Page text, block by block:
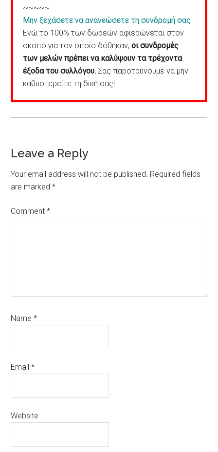
~~~~~
Μην ξεχάσετε να ανανεώσετε τη συνδρομή σας
Ενώ το 100% των δωρεών αφιερώνεται στον
σκοπό για τον οποίο δόθηκαν,οι συνδρομές
των μελών πρέπει να καλύψουν τα τρέχοντα
έξοδα του συλλόγου. Σας παροτρύνουμε να μην
καθυστερείτε τη δική σας!
Reader
Interactions
Leave a Reply
Your email address will not be published. Required fields
are marked*
Comment*
Name*
Email*
Website